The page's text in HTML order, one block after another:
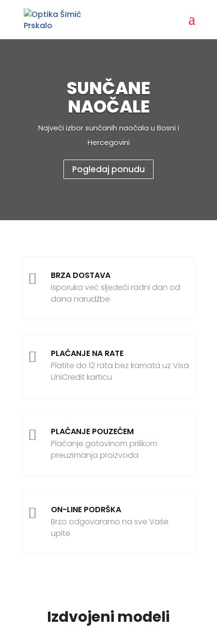
SUNČANE
NAOČALE
Najveći izbor sunčanih naočala u Bosni i
Hercegovini
Pogledaj ponudu

BRZA DOSTAVA
Isporuka već sljedeći radni dan od
dana narudžbe

PLAĆANJE NA RATE
Platite do 12 rata bez kamata uz Visa
UniCredit karticu

PLAĆANJE POUZEĆEM
Plaćanje gotovinom prilikom
preuzimanja proizvoda

ON-LINE PODRŠKA
Brzo odgovaramo na sve Vaše
upite
Izdvojeni modeli